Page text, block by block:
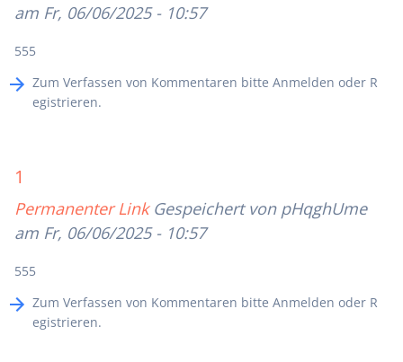
am Fr, 06/06/2025 - 10:57
555
Zum Verfassen von Kommentaren bitte Anmelden oder R
egistrieren.
1
Permanenter Link Gespeichert von pHqghUme
am Fr, 06/06/2025 - 10:57
555
Zum Verfassen von Kommentaren bitte Anmelden oder R
egistrieren.